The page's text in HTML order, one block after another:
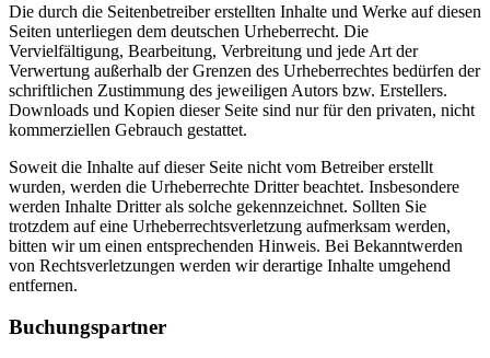
Die durch die Seitenbetreiber erstellten Inhalte und Werke auf diesen
Seiten unterliegen dem deutschen Urheberrecht. Die
Vervielfältigung, Bearbeitung, Verbreitung und jede Art der
Verwertung außerhalb der Grenzen des Urheberrechtes bedürfen der
schriftlichen Zustimmung des jeweiligen Autors bzw. Erstellers.
Downloads und Kopien dieser Seite sind nur für den privaten, nicht
kommerziellen Gebrauch gestattet.
Soweit die Inhalte auf dieser Seite nicht vom Betreiber erstellt
wurden, werden die Urheberrechte Dritter beachtet. Insbesondere
werden Inhalte Dritter als solche gekennzeichnet. Sollten Sie
trotzdem auf eine Urheberrechtsverletzung aufmerksam werden,
bitten wir um einen entsprechenden Hinweis. Bei Bekanntwerden
von Rechtsverletzungen werden wir derartige Inhalte umgehend
entfernen.
Buchungspartner